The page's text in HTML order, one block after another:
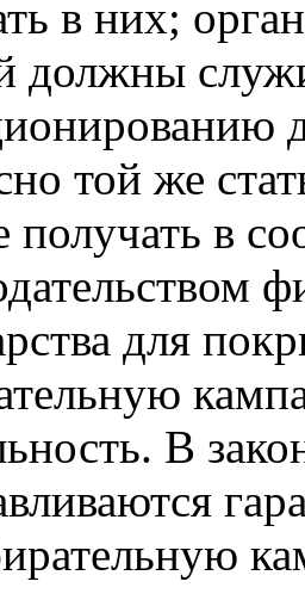
в них;
должны
той же
получать в
для
В